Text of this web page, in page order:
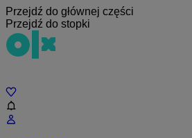
Przejdź do głównej części
Przejdź do stopki